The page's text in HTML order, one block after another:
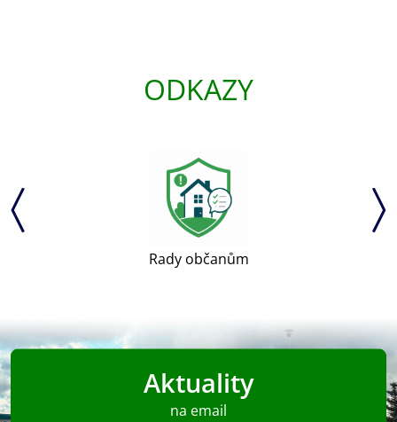
ODKAZY
Rady občanům
Aktuality
na email